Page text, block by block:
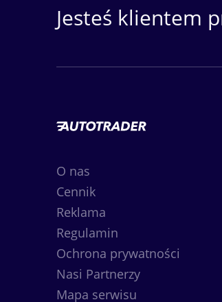
Jesteś klientem
O nas
Cennik
Reklama
Regulamin
Ochrona prywatności
Nasi Partnerzy
Mapa serwisu